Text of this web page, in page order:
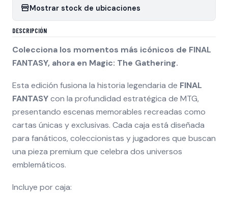
Mostrar stock de ubicaciones
DESCRIPCIÓN
Colecciona los momentos más icónicos de FINAL
FANTASY, ahora en Magic: The Gathering.
Esta edición fusiona la historia legendaria de FINAL
FANTASYcon la profundidad estratégica de MTG,
presentando escenas memorables recreadas como
cartas únicas y exclusivas. Cada caja está diseñada
para fanáticos, coleccionistas y jugadores que buscan
una pieza premium que celebra dos universos
emblemáticos.
Incluye por caja: